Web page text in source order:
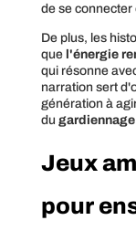
de se
De plus, les
que l'énergie
qui résonne
narration sert
génération à
du
Jeux
pour